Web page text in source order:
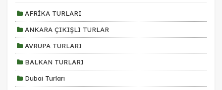
AFRİKA TURLARI
ANKARA ÇIKIŞLI TURLAR
AVRUPA TURLARI
BALKAN TURLARI
Dubai Turları